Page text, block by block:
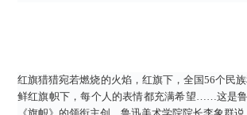
红旗猎猎宛若燃烧的火焰，红旗下，全国56个民
鲜红旗帜下，每个人的表情都充满希望……这是